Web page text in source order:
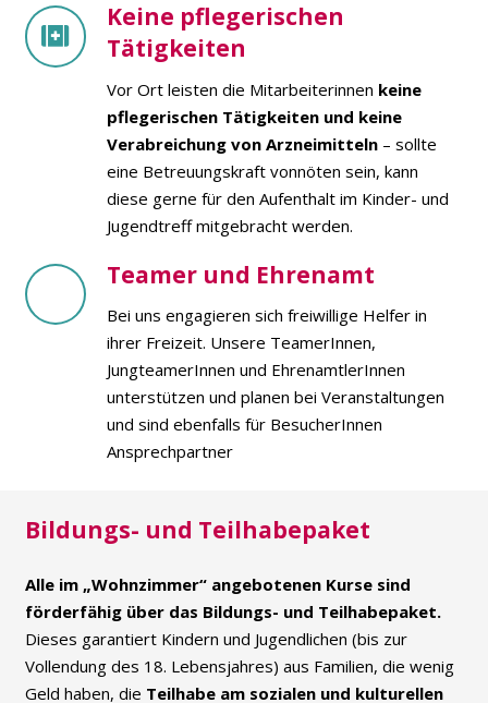
Keine pflegerischen
Tätigkeiten
Vor Ort leisten die Mitarbeiterinnen keine
pflegerischen Tätigkeiten und keine
Verabreichung von Arzneimitteln – sollte
eine Betreuungskraft vonnöten sein, kann
diese gerne für den Aufenthalt im Kinder- und
Jugendtreff mitgebracht werden.
Teamer und Ehrenamt
Bei uns engagieren sich freiwillige Helfer in
ihrer Freizeit. Unsere TeamerInnen,
JungteamerInnen und EhrenamtlerInnen
unterstützen und planen bei Veranstaltungen
und sind ebenfalls für BesucherInnen
Ansprechpartner
Bildungs- und Teilhabepaket
Alle im „Wohnzimmer“ angebotenen Kurse sind
förderfähig über das Bildungs- und Teilhabepaket.
Dieses garantiert Kindern und Jugendlichen (bis zur
Vollendung des 18. Lebensjahres) aus Familien, die wenig
Geld haben, die Teilhabe am sozialen und kulturellen